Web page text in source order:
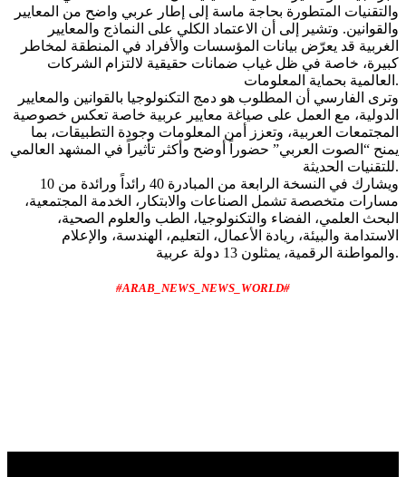
والتقنيات المتطورة بحاجة ماسة إلى إطار عربي واضح من المعايير
والقوانين. وتشير إلى أن الاعتماد الكلي على النماذج والمعايير
الغربية قد يعرّض بيانات المؤسسات والأفراد في المنطقة لمخاطر
كبيرة، خاصة في ظل غياب ضمانات حقيقية لالتزام الشركات
العالمية بحماية المعلومات.
وترى الفارسي أن المطلوب هو دمج التكنولوجيا بالقوانين والمعايير
الدولية، مع العمل على صياغة معايير عربية خاصة تعكس خصوصية
المجتمعات العربية، وتعزز أمن المعلومات وجودة التطبيقات، بما
يمنح “الصوت العربي” حضوراً أوضح وأكثر تأثيراً في المشهد العالمي
للتقنيات الحديثة.
ويشارك في النسخة الرابعة من المبادرة 40 رائداً ورائدة من 10
مسارات متخصصة تشمل الصناعات والابتكار، الخدمة المجتمعية،
البحث العلمي، الفضاء والتكنولوجيا، الطب والعلوم الصحية،
الاستدامة والبيئة، ريادة الأعمال، التعليم، الهندسة، والإعلام
والمواطنة الرقمية، يمثلون 13 دولة عربية.
#ARAB_NEWS_NEWS_WORLD#